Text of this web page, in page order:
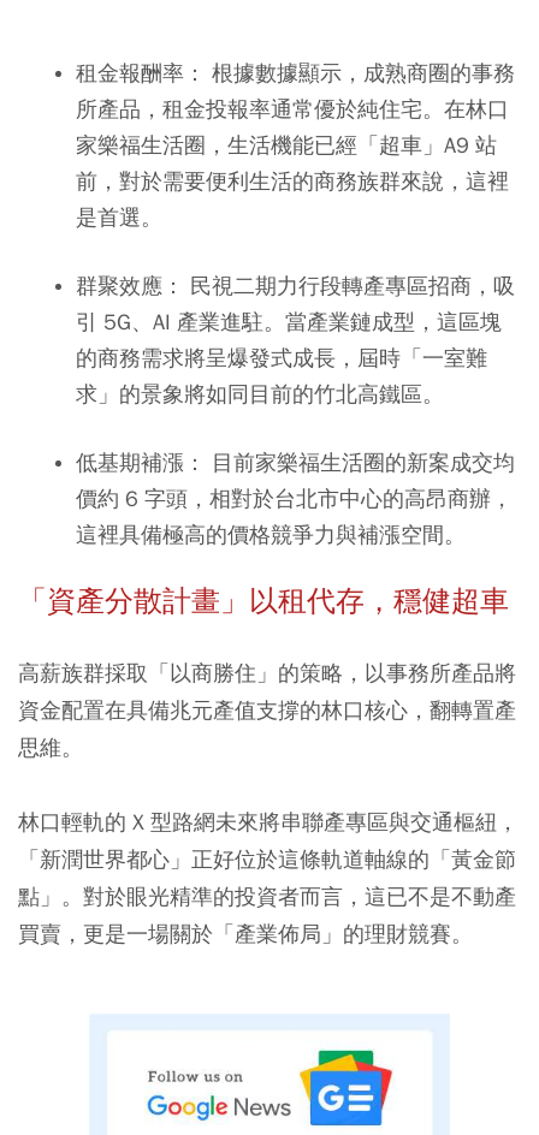
租金報酬率： 根據數據顯示，成熟商圈的事務
所產品，租金投報率通常優於純住宅。在林口
家樂福生活圈，生活機能已經「超車」A9 站
前，對於需要便利生活的商務族群來說，這裡
是首選。
群聚效應 ： 民視二期力行段轉產專區招商，吸
引 5G、AI 產業進駐。當產業鏈成型，這區塊
的商務需求將呈爆發式成長，屆時「一室難
求」的景象將如同目前的竹北高鐵區。
低基期補漲 ： 目前家樂福生活圈的新案成交均
價約 6 字頭，相對於台北市中心的高昂商辦，
這裡具備極高的價格競爭力與補漲空間。
「資產分散計畫」以租代存，穩健超車
高薪族群採取「以商勝住」的策略，以事務所產品將
資金配置在具備兆元產值支撐的林口核心，翻轉置產
思維。
林口輕軌的 X 型路網未來將串聯產專區與交通樞紐，
「新潤世界都心」正好位於這條軌道軸線的「黃金節
點」。對於眼光精準的投資者而言，這已不是不動產
買賣，更是一場關於「產業佈局」的理財競賽。